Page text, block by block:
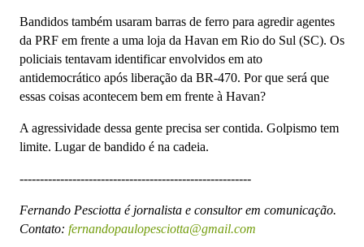
Bandidos também usaram barras de ferro para agredir agentes
da PRF em frente a uma loja da Havan em Rio do Sul (SC). Os
policiais tentavam identificar envolvidos em ato
antidemocrático após liberação da BR-470. Por que será que
essas coisas acontecem bem em frente à Havan?
A agressividade dessa gente precisa ser contida. Golpismo tem
limite. Lugar de bandido é na cadeia.
---------------------------------------------------------
Fernando Pesciotta é jornalista e consultor em comunicação.
Contato: fernandopaulopesciotta@gmail.com